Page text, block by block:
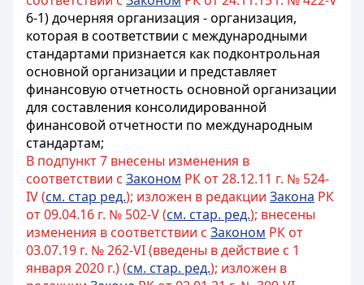
6-1) дочерняя организация - организация,
которая в соответствии с международными
стандартами признается как подконтрольная
основной организации и представляет
финансовую отчетность основной организации
для составления консолидированной
финансовой отчетности по международным
стандартам;
В подпункт 7 внесены изменения в
соответствии с Законом РК от 28.12.11 г. № 524-
IV (см. стар ред.); изложен в редакции Закона РК
от 09.04.16 г. № 502-V (см. стар. ред.); внесены
изменения в соответствии с Законом РК от
03.07.19 г. № 262-VI (введены в действие с 1
января 2020 г.) (см. стар. ред.); изложен в